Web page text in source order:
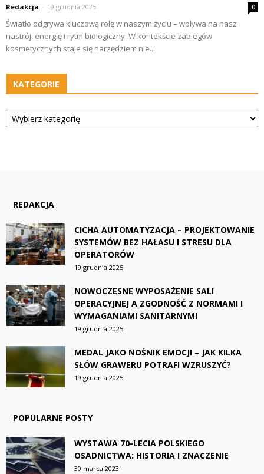
Redakcja - 19 grudnia 2025 0
Światło odgrywa kluczową rolę w naszym życiu – wpływa na nasz
nastrój, energię i rytm biologiczny. W kontekście zabiegów
kosmetycznych staje się narzędziem nie...
KATEGORIE
Kategorie
REDAKCJA
CICHA AUTOMATYZACJA – PROJEKTOWANIE
SYSTEMÓW BEZ HAŁASU I STRESU DLA
OPERATORÓW
19 grudnia 2025
NOWOCZESNE WYPOSAŻENIE SALI
OPERACYJNEJ A ZGODNOŚĆ Z NORMAMI I
WYMAGANIAMI SANITARNYMI
19 grudnia 2025
MEDAL JAKO NOŚNIK EMOCJI – JAK KILKA
SŁÓW GRAWERU POTRAFI WZRUSZYĆ?
19 grudnia 2025
POPULARNE POSTY
WYSTAWA 70-LECIA POLSKIEGO
OSADNICTWA: HISTORIA I ZNACZENIE
30 marca 2023